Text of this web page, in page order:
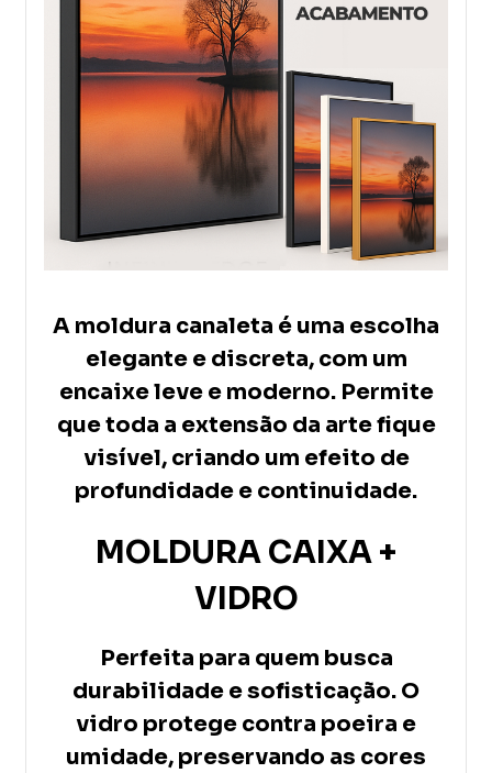
A moldura canaleta é uma escolha
elegante e discreta, com um
encaixe leve e moderno. Permite
que toda a extensão da arte fique
visível, criando um efeito de
profundidade e continuidade.
MOLDURA CAIXA +
VIDRO
Perfeita para quem busca
durabilidade e sofisticação. O
vidro protege contra poeira e
umidade, preservando as cores